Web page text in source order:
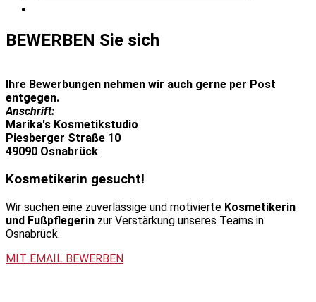
BEWERBEN Sie sich
Ihre Bewerbungen nehmen wir auch gerne per Post
entgegen.
Anschrift:
Marika's Kosmetikstudio
Piesberger Straße 10
49090 Osnabrück
Kosmetikerin gesucht!
Wir suchen eine zuverlässige und motivierte Kosmetikerin
und Fußpflegerin zur Verstärkung unseres Teams in
Osnabrück.
MIT EMAIL BEWERBEN